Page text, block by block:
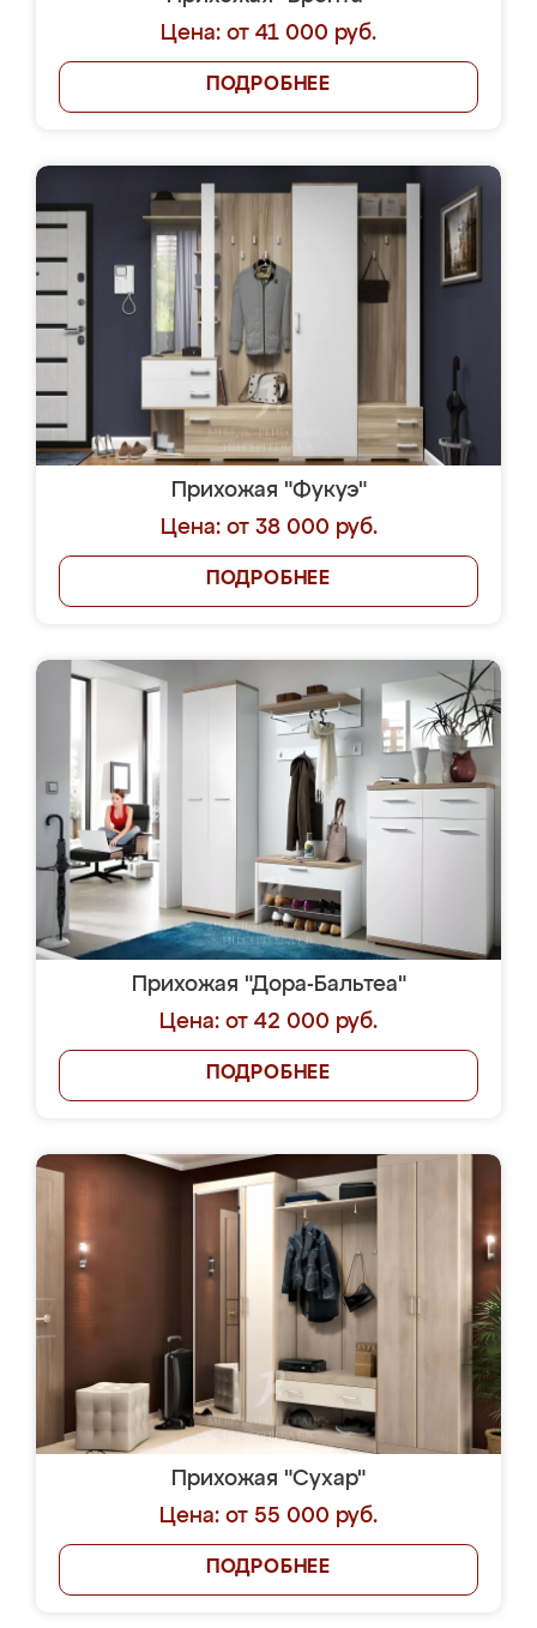
Цена: от 41 000 руб.
ПОДРОБНЕЕ
Прихожая "Фукуэ"
Цена: от 38 000 руб.
ПОДРОБНЕЕ
Прихожая "Дора-Бальтеа"
Цена: от 42 000 руб.
ПОДРОБНЕЕ
Прихожая "Сухар"
Цена: от 55 000 руб.
ПОДРОБНЕЕ